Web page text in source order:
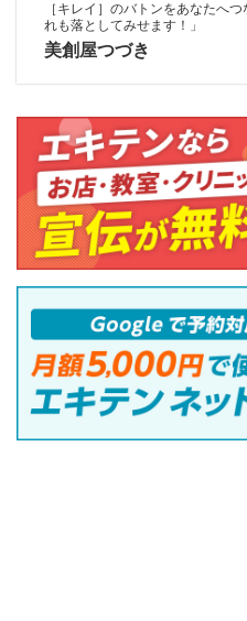
［キレイ］のバトンをあなたへ
れも落としてみせます！」
美創屋つづき